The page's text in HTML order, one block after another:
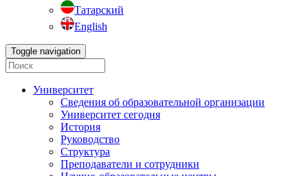
Татарский
English
Toggle navigation
Университет
Сведения об образовательной организации
Университет сегодня
История
Руководство
Структура
Преподаватели и сотрудники